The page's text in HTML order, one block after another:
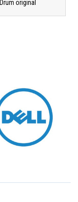
Drum original